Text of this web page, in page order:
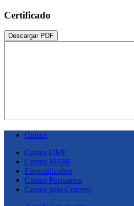
Certificado
Descargar PDF
Cursos
Cursos OMI
Cursos MAM
Especializados
Cursos Portuarios
Cursos para Crucero